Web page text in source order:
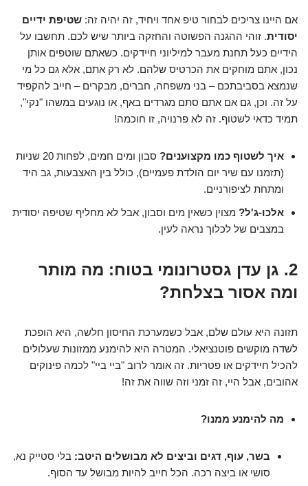
אם היינו צריכים לבחור טיפ אחד ויחיד, זה יהיה זה: שטיפת ידיים
יסודית. זוהי ההגנה הפשוטה והחזקה ביותר שיש לכם. תחשבו על
הידיים כעל תחנת מעבר למיליוני חיידקים. כשאתם שוטפים אותן
נכון, אתם מוחקים את הכרטיס שלהם. לא רק אתם, אלא גם כל מי
שנמצא בסביבתכם – בני משפחה, חברים, מבקרים – חייב להקפיד
על זה. וכן, גם אם אתם סתם מגרדים באף, או נוגעים במשהו "נקי",
תמיד כדאי לשטוף. זה לא פרנויה, זו חוכמה!
איך לשטוף כמו מקצוענים?
סבון ומים חמים, לפחות 20 שניות
(תזמנו עם שיר יום הולדת פעמיים), כולל בין האצבעות, גב היד
ומתחת לציפורניים.
אלכו-ג'ל? מצוין כשאין מים וסבון, אבל לא מחליף שטיפה יסודית
במצבים של לכלוך נראה לעין.
2. גן עדן גסטרונומי בטוח: מה מותר
ומה אסור בצלחת?
תזונה היא עולם שלם, אבל כשמערכת החיסון חלשה, היא הופכת
לשדה מוקשים פוטנציאלי. המטרה היא להימנע ממזונות שעלולים
להכיל חיידקים או פטריות. זה אומר לרוב "ביי ביי" לכמה פינוקים
אהובים, אבל היי, זה זמני וזה שווה את זה!
מה להימנע ממנו?
בשר, עוף, דגים וביצים לא מבושלים היטב: בלי סטייק נא,
סושי או ביצה רכה. הכל חייב להיות מבושל עד הסוף.